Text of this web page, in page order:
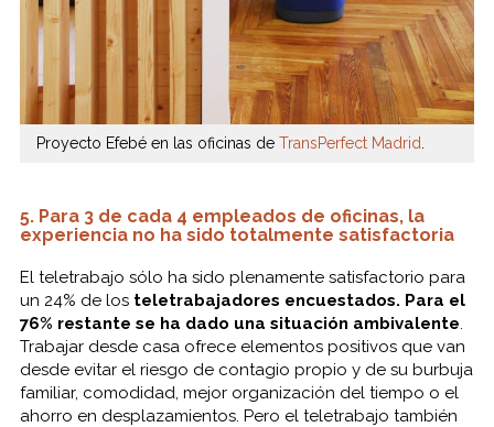
Proyecto Efebé en las oficinas de TransPerfect Madrid
5. Para 3 de cada 4 empleados de oficinas, la
experiencia no ha sido totalmente satisfactoria
El teletrabajo sólo ha sido plenamente satisfactorio para
un 24% de los teletrabajadores encuestados. Para el
76% restante se ha dado una situación ambivalente.
Trabajar desde casa ofrece elementos positivos que van
desde evitar el riesgo de contagio propio y de su burbuja
familiar, comodidad, mejor organización del tiempo o el
ahorro en desplazamientos. Pero el teletrabajo también